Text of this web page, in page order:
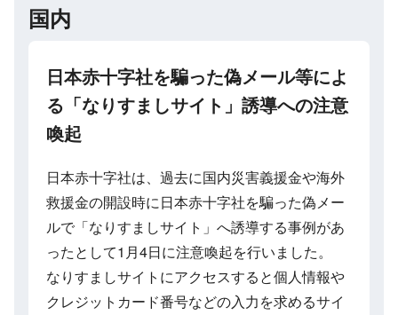
国内
日本赤十字社を騙った偽メール等によ
る「なりすましサイト」誘導への注意
喚起
日本赤十字社は、過去に国内災害義援金や海外
救援金の開設時に日本赤十字社を騙った偽メー
ルで「なりすましサイト」へ誘導する事例があ
ったとして1月4日に注意喚起を行いました。
なりすましサイトにアクセスすると個人情報や
クレジットカード番号などの入力を求めるサイ